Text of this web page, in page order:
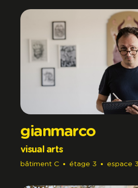
gianmarco
visual arts
bâtiment C étage 3 espace